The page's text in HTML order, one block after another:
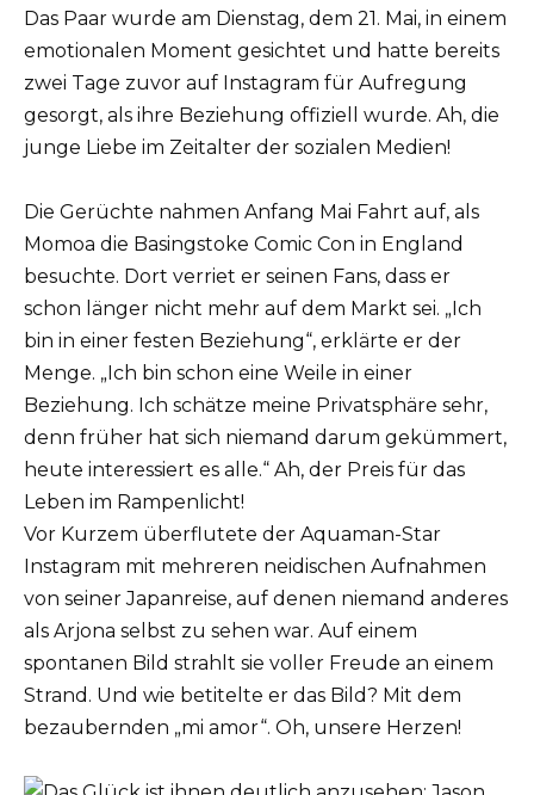
Das Paar wurde am Dienstag, dem 21. Mai, in einem
emotionalen Moment gesichtet und hatte bereits
zwei Tage zuvor auf Instagram für Aufregung
gesorgt, als ihre Beziehung offiziell wurde. Ah, die
junge Liebe im Zeitalter der sozialen Medien!
Die Gerüchte nahmen Anfang Mai Fahrt auf, als
Momoa die Basingstoke Comic Con in England
besuchte. Dort verriet er seinen Fans, dass er
schon länger nicht mehr auf dem Markt sei. „Ich
bin in einer festen Beziehung“, erklärte er der
Menge. „Ich bin schon eine Weile in einer
Beziehung. Ich schätze meine Privatsphäre sehr,
denn früher hat sich niemand darum gekümmert,
heute interessiert es alle.“ Ah, der Preis für das
Leben im Rampenlicht!
Vor Kurzem überflutete der Aquaman-Star
Instagram mit mehreren neidischen Aufnahmen
von seiner Japanreise, auf denen niemand anderes
als Arjona selbst zu sehen war. Auf einem
spontanen Bild strahlt sie voller Freude an einem
Strand. Und wie betitelte er das Bild? Mit dem
bezaubernden „mi amor“. Oh, unsere Herzen!